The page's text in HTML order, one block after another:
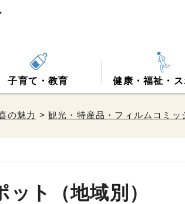
子育て・教育 健康・福祉・ス
の魅力 >観光・特産品・フィルムコミッ
ト（地域別）